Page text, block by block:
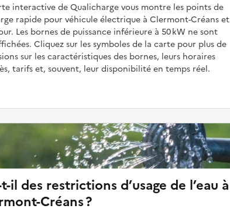
interactive de Qualicharge vous montre les points de
rapide pour véhicule électrique à Clermont-Créans et
Les bornes de puissance inférieure à 50 kW ne sont
Cliquez sur les symboles de la carte pour plus de
sur les caractéristiques des bornes, leurs horaires
tarifs et, souvent, leur disponibilité en temps réel.
il des restrictions d’usage de l’eau à
Créans ?